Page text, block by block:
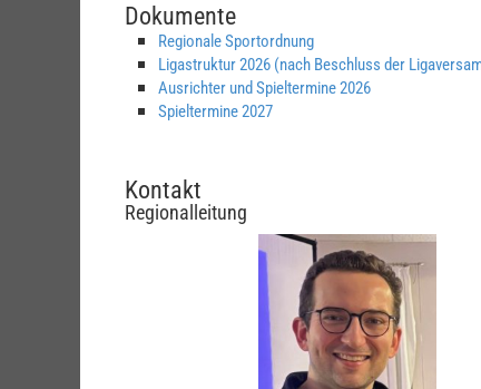
Dokumente
Regionale Sportordnung
Ligastruktur 2026 (nach Beschluss der
Ausrichter und Spieltermine 2026
Spieltermine 2027
Kontakt
Regionalleitung